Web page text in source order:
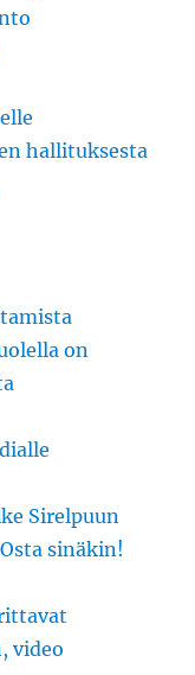
hallituksesta
on
Sirelpuun
sinäkin!
video